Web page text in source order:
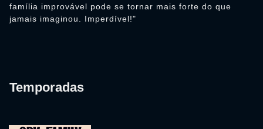
família improvável pode se tornar mais forte do que
jamais imaginou. Imperdível!"
Temporadas